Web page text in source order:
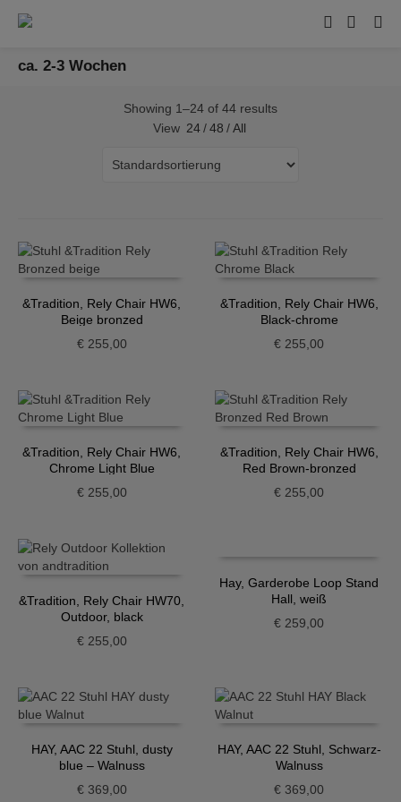
ca. 2-3 Wochen
Showing 1–24 of 44 results
View 24 / 48 / All
&Tradition, Rely Chair HW6,
Beige bronzed
€255,00
&Tradition, Rely Chair HW6,
Black-chrome
€ 255,00
&Tradition, Rely Chair HW6,
Chrome Light Blue
€255,00
&Tradition, Rely Chair HW6,
Red Brown-bronzed
€ 255,00
&Tradition, Rely Chair HW70,
Outdoor, black
€255,00
Hay, Garderobe Loop Stand
Hall, weiß
€ 259,00
HAY, AAC 22 Stuhl, dusty
blue – Walnuss
€369,00
HAY, AAC 22 Stuhl, Schwarz-
Walnuss
€ 369,00